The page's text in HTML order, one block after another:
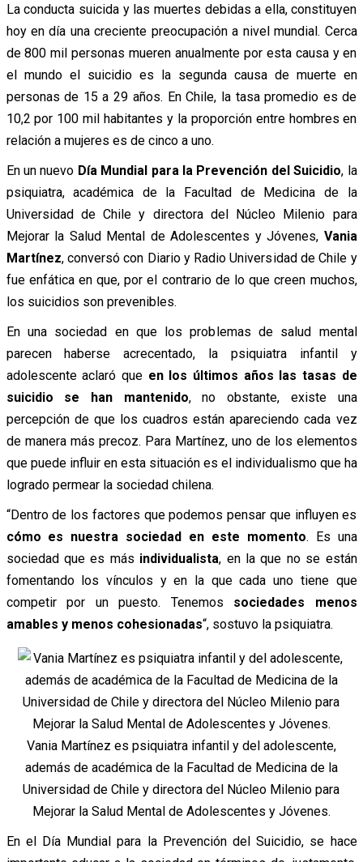
La conducta suicida y las muertes debidas a ella, constituyen
hoy en día una creciente preocupación a nivel mundial. Cerca
de 800 mil personas mueren anualmente por esta causa y en
el mundo el suicidio es la segunda causa de muerte en
personas de 15 a 29 años. En Chile, la tasa promedio es de
10,2 por 100 mil habitantes y la proporción entre hombres en
relación a mujeres es de cinco a uno.
En un nuevo Día Mundial para la Prevención del Suicidio, la
psiquiatra, académica de la Facultad de Medicina de la
Universidad de Chile y directora del Núcleo Milenio para
Mejorar la Salud Mental de Adolescentes y Jóvenes, Vania
Martínez, conversó con Diario y Radio Universidad de Chile y
fue enfática en que, por el contrario de lo que creen muchos,
los suicidios son prevenibles.
En una sociedad en que los problemas de salud mental
parecen haberse acrecentado, la psiquiatra infantil y
adolescente aclaró que en los últimos años las tasas de
suicidio se han mantenido, no obstante, existe una
percepción de que los cuadros están apareciendo cada vez
de manera más precoz. Para Martínez, uno de los elementos
que puede influir en esta situación es el individualismo que ha
logrado permear la sociedad chilena.
“Dentro de los factores que podemos pensar que influyen es
cómo es nuestra sociedad en este momento. Es una
sociedad que es más individualista, en la que no se están
fomentando los vínculos y en la que cada uno tiene que
competir por un puesto. Tenemos sociedades menos
amables y menos cohesionadas“, sostuvo la psiquiatra.
Vania Martínez es psiquiatra infantil y del adolescente,
además de académica de la Facultad de Medicina de la
Universidad de Chile y directora del Núcleo Milenio para
Mejorar la Salud Mental de Adolescentes y Jóvenes.
En el Día Mundial para la Prevención del Suicidio, se hace